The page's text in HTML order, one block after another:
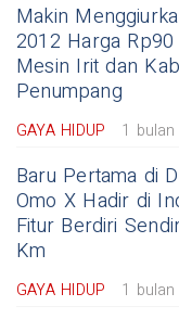
Makin
2012 Harga
Mesin Irit dan
Penumpang
GAYA HIDUP 1 bulan
Baru Pertama di
Omo X Hadir di
Fitur Berdiri
Km
GAYA HIDUP 1 bulan